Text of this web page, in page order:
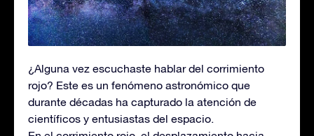
¿Alguna vez escuchaste hablar del corrimiento
rojo? Este es un fenómeno astronómico que
durante décadas ha capturado la atención de
científicos y entusiastas del espacio.